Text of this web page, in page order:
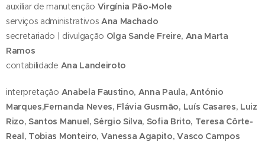
auxiliar de manutenção Virgínia Pão-Mole
serviços administrativos Ana Machado
secretariado | divulgação Olga Sande Freire, Ana Marta
Ramos
contabilidade Ana Landeiroto
interpretação Anabela Faustino, Anna Paula, António
Marques,Fernanda Neves, Flávia Gusmão, Luís Casares, Luiz
Rizo, Santos Manuel, Sérgio Silva, Sofia Brito, Teresa Côrte-
Real, Tobias Monteiro, Vanessa Agapito, Vasco Campos